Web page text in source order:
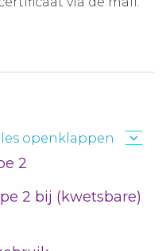
openklappen
2
2 bij (kwetsbare)